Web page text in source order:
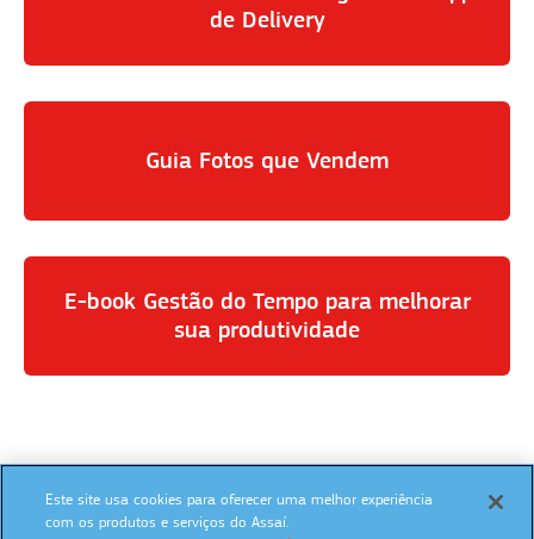
de Delivery
Guia Fotos que Vendem
E-book Gestão do Tempo para melhorar
sua produtividade
SIGA NAS REDES SOCIAIS:
Este site usa cookies para oferecer uma melhor experiência
com os produtos e serviços do Assaí.